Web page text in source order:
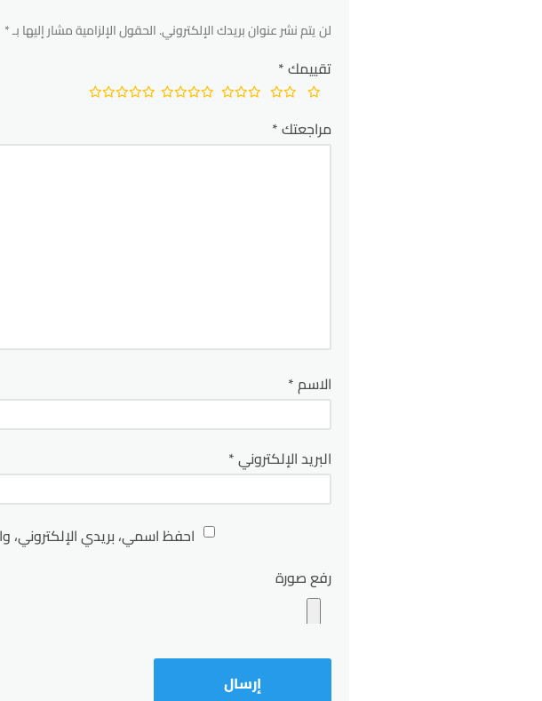
لن يتم نشر عنوان بريدك الإلكتروني.الحقول الإلزامية مشار إليها بـ*
تقييمك*
مراجعتك*
الاسم*
البريد الإلكتروني*
احفظ اسمي، بريدي الإلكتروني،
رفع صورة